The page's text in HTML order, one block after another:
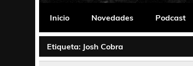
La Habitación 235
Inicio
Novedades Podcast
Etiqueta: Josh Cobra